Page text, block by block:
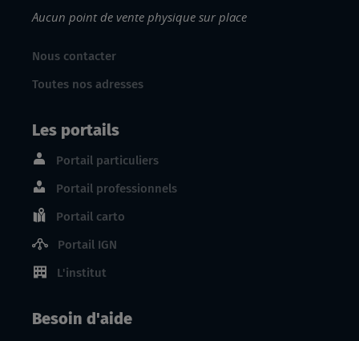
Aucun point de vente physique sur place
Nous contacter
Toutes nos adresses
Les portails
Portail particuliers
Portail professionnels
Portail carto
Portail IGN
L'institut
Besoin d'aide